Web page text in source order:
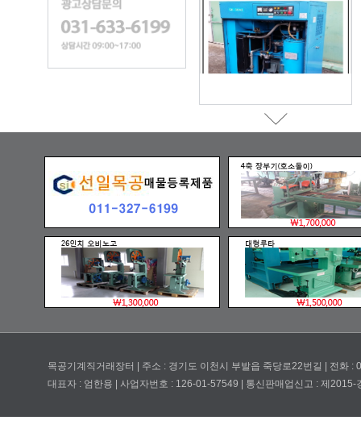
목공기계직거래장터 | 주소 : 경기도 이천시 부발읍 죽당로22번길 | 전
대표자 : 엄한용 | 사업자번호 : 126-01-57549 | 통신판매업신고 : 제2015-